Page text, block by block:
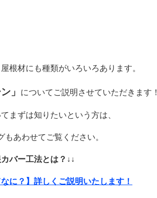
根材にも種類がいろいろあります。
」 についてご説明させていただきます！
まずは知りたいという方は、
もあわせてご覧ください。
カバー工法とは？↓↓
に？】詳しくご説明いたします！